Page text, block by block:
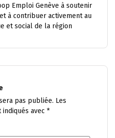
Emploi Genève à soutenir
à contribuer activement au
et social de la région
pas publiée. Les
avec *